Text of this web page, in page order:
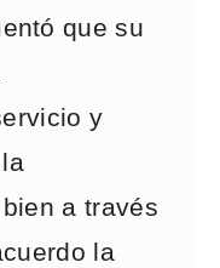
que su
y
a través
la